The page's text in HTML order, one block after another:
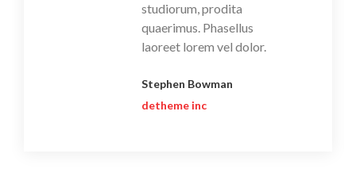
studiorum, prodita
quaerimus. Phasellus
laoreet lorem vel dolor.
Stephen Bowman
detheme inc